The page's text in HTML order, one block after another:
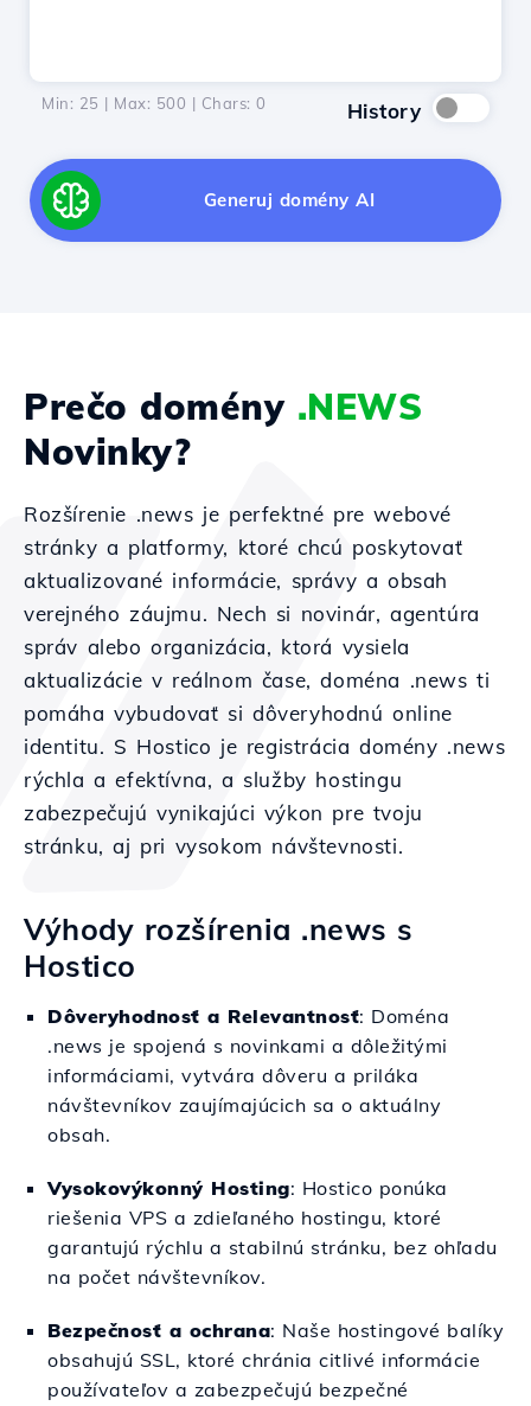
Min: 25 | Max: 500 | Chars: 0 History
Generuj domény AI
Prečo domény .NEWS
Novinky?
Rozšírenie .news je perfektné pre webové
stránky a platformy, ktoré chcú poskytovať
aktualizované informácie, správy a obsah
verejného záujmu. Nech si novinár, agentúra
správ alebo organizácia, ktorá vysiela
aktualizácie v reálnom čase, doména .news ti
pomáha vybudovať si dôveryhodnú online
identitu. S Hostico je registrácia domény .news
rýchla a efektívna, a služby hostingu
zabezpečujú vynikajúci výkon pre tvoju
stránku, aj pri vysokom návštevnosti.
Výhody rozšírenia .news s
Hostico
Dôveryhodnosť a Relevantnosť: Doména
.news je spojená s novinkami a dôležitými
informáciami, vytvára dôveru a priláka
návštevníkov zaujímajúcich sa o aktuálny
obsah.
Vysokovýkonný Hosting: Hostico ponúka
riešenia VPS a zdieľaného hostingu, ktoré
garantujú rýchlu a stabilnú stránku, bez ohľadu
na počet návštevníkov.
Bezpečnosť a ochrana: Naše hostingové balíky
obsahujú SSL, ktoré chránia citlivé informácie
používateľov a zabezpečujú bezpečné